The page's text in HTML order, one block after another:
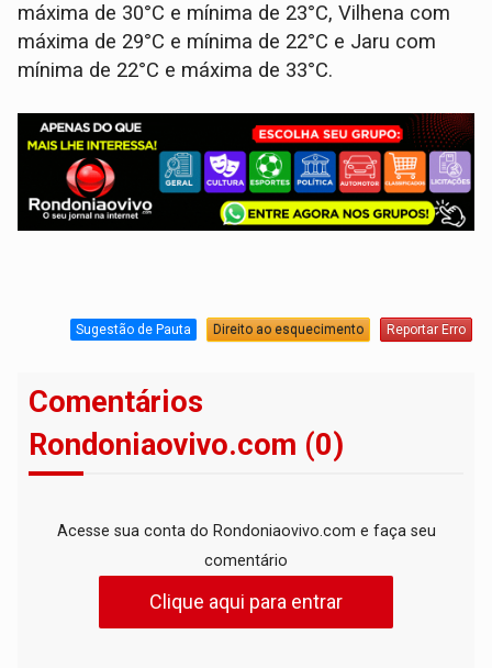
máxima de 30°C e mínima de 23°C, Vilhena com
máxima de 29°C e mínima de 22°C e Jaru com
mínima de 22°C e máxima de 33°C.
Sugestão de Pauta Direito ao esquecimento Reportar Erro
Comentários
Rondoniaovivo.com (0)
Acesse sua conta do Rondoniaovivo.com e faça seu
comentário
Clique aqui para entrar